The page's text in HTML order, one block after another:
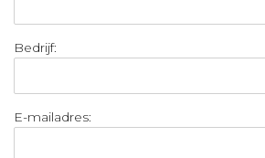
Bedrijf:
E-mailadres: